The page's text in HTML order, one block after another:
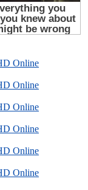
Online
Online
Online
Online
Online
Online